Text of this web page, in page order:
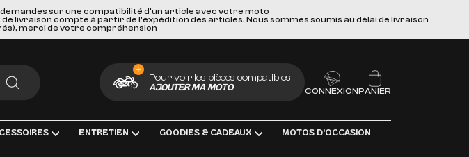
sur une compatibilité d'un article avec votre moto
livraison compte à partir de l'expédition des articles. Nous sommes soumis au délai de livraison
merci de votre compréhension
Pour voir les pièces compatibles
AJOUTER MA MOTO
CONNEXIONPANIER
ENTRETIEN GOODIES & CADEAUX MOTOS D'OCCASION